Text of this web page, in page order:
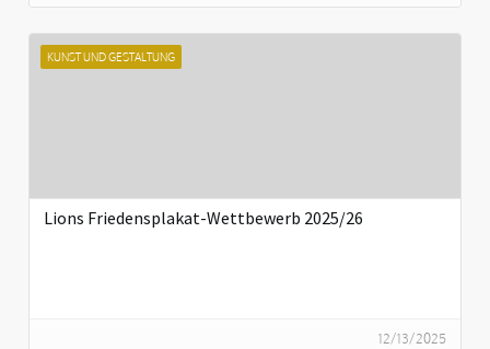
KUNST UND GESTALTUNG
Lions Friedensplakat-Wettbewerb 2025/26
12/13/2025